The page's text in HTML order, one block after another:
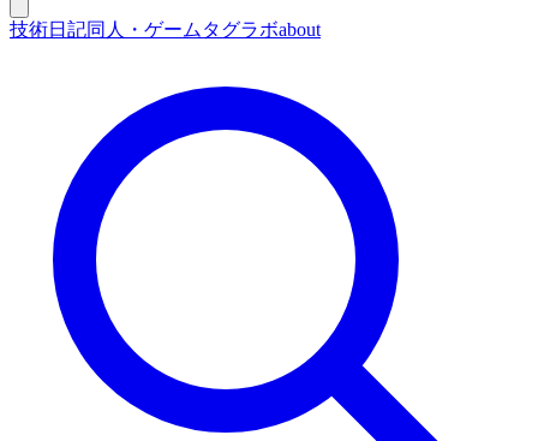
技術日記同人・ゲーム タグラボabout